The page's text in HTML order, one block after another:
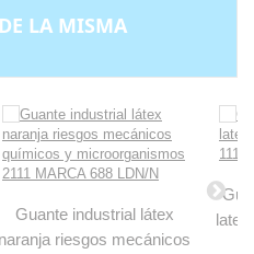
LA MISMA
Guante industrial látex
naranja riesgos mecánicos
latex